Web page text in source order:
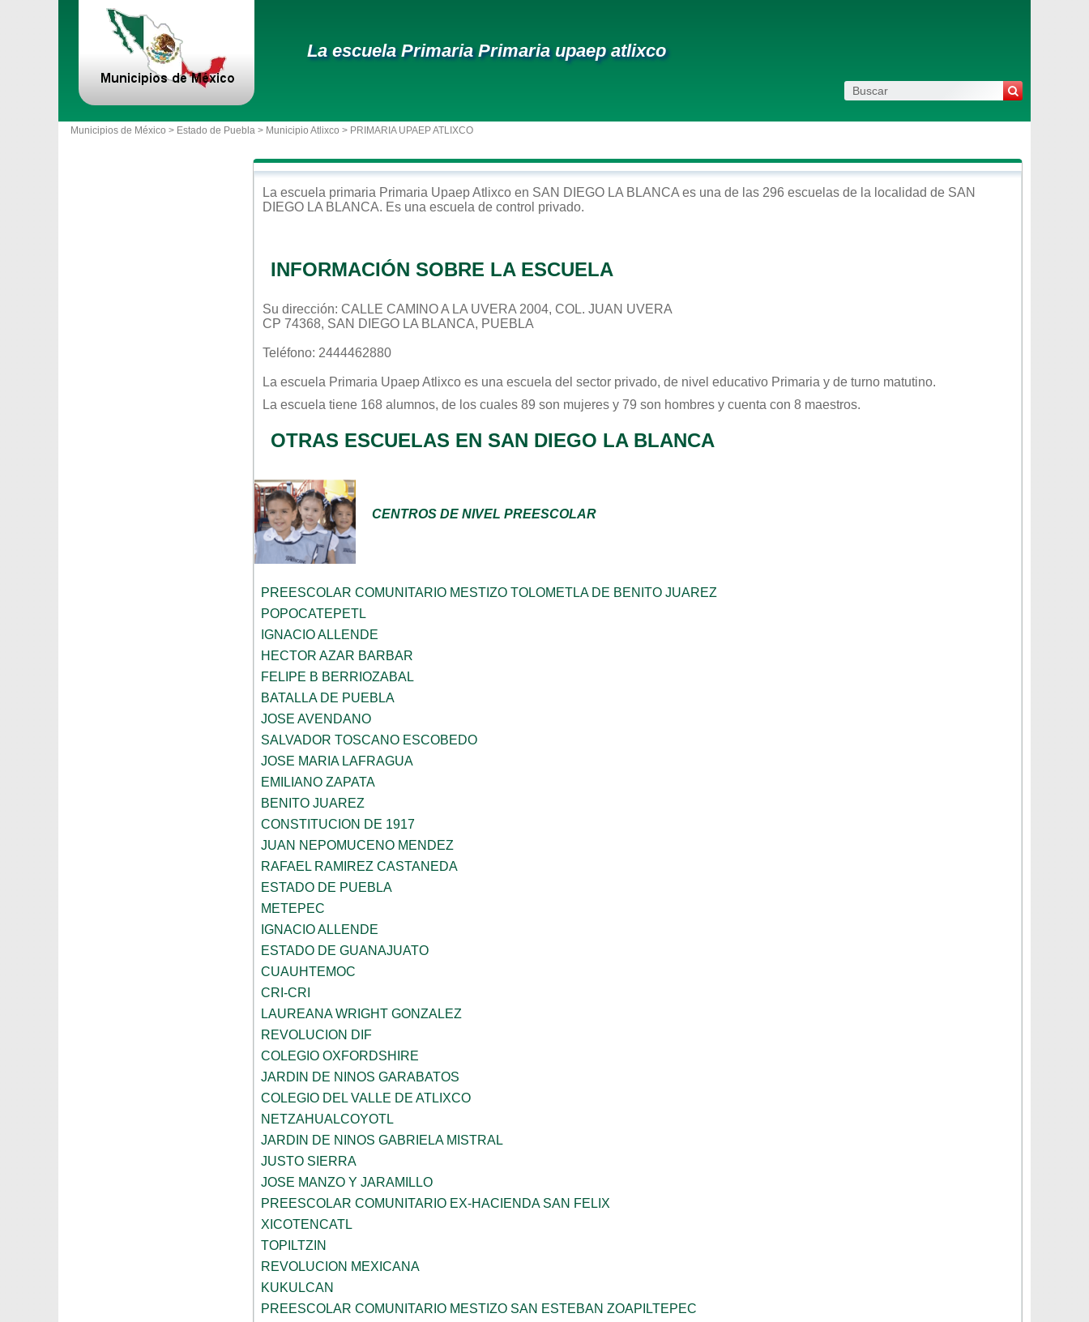
La escuela Primaria Primaria upaep atlixco
Municipios de México > Estado de Puebla > Municipio Atlixco > PRIMARIA UPAEP ATLIXCO
La escuela primaria Primaria Upaep Atlixco en SAN DIEGO LA BLANCA es una de las 296 escuelas de la localidad de SAN
DIEGO LA BLANCA. Es una escuela de control privado.
INFORMACIÓN SOBRE LA ESCUELA
Su dirección: CALLE CAMINO A LA UVERA 2004, COL. JUAN UVERA
CP 74368, SAN DIEGO LA BLANCA, PUEBLA
Teléfono: 2444462880
La escuela Primaria Upaep Atlixco es una escuela del sector privado, de nivel educativo Primaria y de turno matutino.
La escuela tiene 168 alumnos, de los cuales 89 son mujeres y 79 son hombres y cuenta con 8 maestros.
OTRAS ESCUELAS EN SAN DIEGO LA BLANCA
CENTROS DE NIVEL PREESCOLAR
PREESCOLAR COMUNITARIO MESTIZO TOLOMETLA DE BENITO JUAREZ
POPOCATEPETL
IGNACIO ALLENDE
HECTOR AZAR BARBAR
FELIPE B BERRIOZABAL
BATALLA DE PUEBLA
JOSE AVENDANO
SALVADOR TOSCANO ESCOBEDO
JOSE MARIA LAFRAGUA
EMILIANO ZAPATA
BENITO JUAREZ
CONSTITUCION DE 1917
JUAN NEPOMUCENO MENDEZ
RAFAEL RAMIREZ CASTANEDA
ESTADO DE PUEBLA
METEPEC
IGNACIO ALLENDE
ESTADO DE GUANAJUATO
CUAUHTEMOC
CRI-CRI
LAUREANA WRIGHT GONZALEZ
REVOLUCION DIF
COLEGIO OXFORDSHIRE
JARDIN DE NINOS GARABATOS
COLEGIO DEL VALLE DE ATLIXCO
NETZAHUALCOYOTL
JARDIN DE NINOS GABRIELA MISTRAL
JUSTO SIERRA
JOSE MANZO Y JARAMILLO
PREESCOLAR COMUNITARIO EX-HACIENDA SAN FELIX
XICOTENCATL
TOPILTZIN
REVOLUCION MEXICANA
KUKULCAN
PREESCOLAR COMUNITARIO MESTIZO SAN ESTEBAN ZOAPILTEPEC